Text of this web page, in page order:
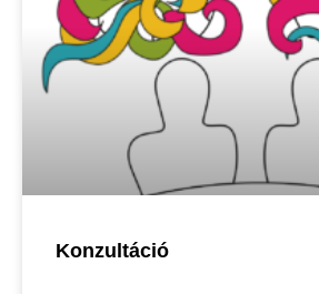
Konzultáció